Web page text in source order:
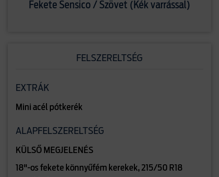
Fekete Sensico / Szövet (Kék varrással)
FELSZERELTSÉG
EXTRÁK
Mini acél pótkerék
ALAPFELSZERELTSÉG
KÜLSŐ MEGJELENÉS
18"-os fekete könnyűfém kerekek, 215/50 R18